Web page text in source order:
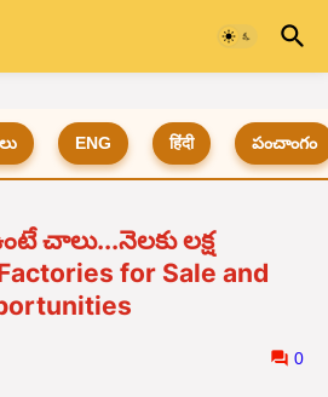
ENG हिंदी పంచాంగం
చాలు...నెలకు లక్ష
for Sale and
0